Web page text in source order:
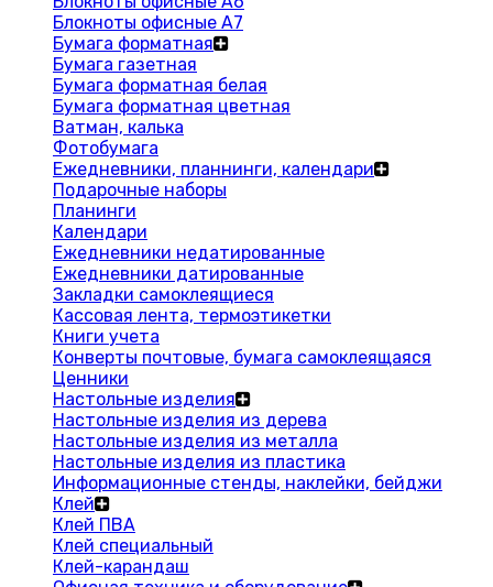
Блокноты офисные A7
Бумага форматная
Бумага газетная
Бумага форматная белая
Бумага форматная цветная
Ватман, калька
Фотобумага
Ежедневники, планнинги, календари
Подарочные наборы
Планинги
Календари
Ежедневники недатированные
Ежедневники датированные
Закладки самоклеящиеся
Кассовая лента, термоэтикетки
Книги учета
Конверты почтовые, бумага самоклеящаяся
Ценники
Настольные изделия
Настольные изделия из дерева
Настольные изделия из металла
Настольные изделия из пластика
Информационные стенды, наклейки, бейджи
Клей
Клей ПВА
Клей специальный
Клей-карандаш